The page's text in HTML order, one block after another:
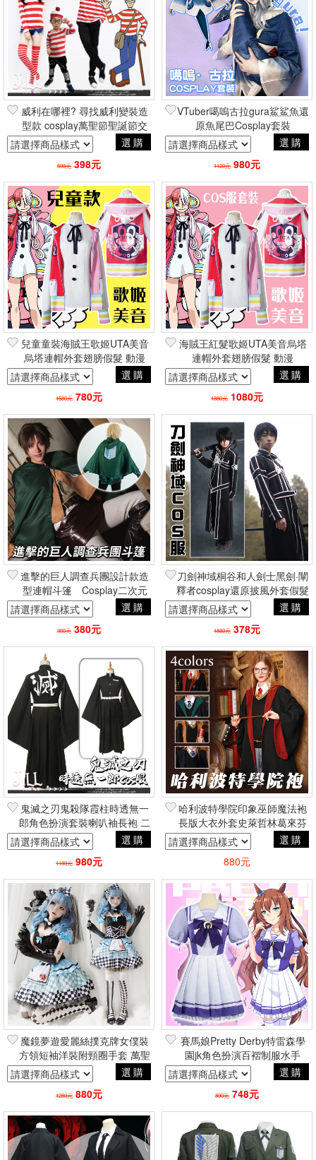
威利在哪裡? 尋找威利變裝造
型款 cosplay萬聖節聖誕節交
換禮物日系人像攝影角色扮演
選購
598元 398元
VTuber噶嗚古拉gura鯊鯊魚還
原魚尾巴Cosplay套裝
hololive 二次元動漫電玩
選購
1120元 980元
兒童童裝海賊王歌姬UTA美音
烏塔連帽外套翅膀假髮 動漫
COSPLAY角色扮演航海王
One Piece
選購
1580元 780元
海賊王紅髮歌姬UTA美音烏塔
連帽外套翅膀假髮 動漫
COSPLAY角色扮演航海王
One Piece
選購
1880元 1080元
進擊的巨人調查兵團設計款造
型連帽斗篷 Cosplay二次元
動漫日常造型周邊選購
390元 380元
刀劍神域桐谷和人劍士黑劍·闡
釋者cosplay還原披風外套假髮
武器 動漫電玩二次元角色扮演
選購
1880元 378元
鬼滅之刃鬼殺隊霞柱時透無一
郎角色扮演套裝喇叭袖長袍 二
次元cosplay動漫周邊選購
1180元 980元
哈利波特學院印象巫師魔法袍
長版大衣外套史萊哲林葛來芬
多 動漫電玩二次元日常創意
周邊
選購
880元
魔鏡夢遊愛麗絲撲克牌女僕裝
方領短袖洋裝附頸圈手套 萬聖
節變裝角色扮演COSPLAY
選購
1280元 880元
賽馬娘Pretty Derby特雷森學
園jk角色扮演百褶制服水手
服 動漫cosplay二次元
選購
890元 748元